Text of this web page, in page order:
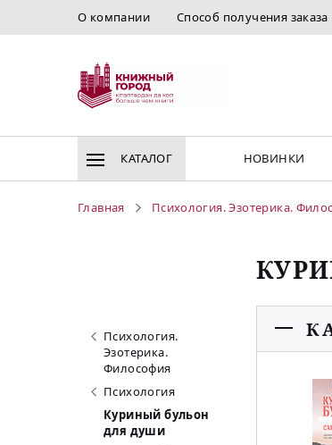
О компании Способ получения заказа
КАТАЛОГ НОВИНКИ
Главная Психология. Эзотерика.
Психология.
Эзотерика.
Философия
Психология
Куриный бульон
для души